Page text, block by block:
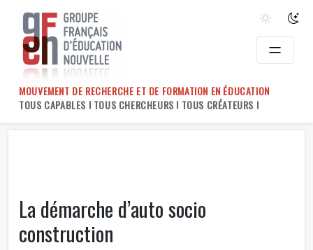
content
MOUVEMENT DE RECHERCHE ET DE FORMATION EN ÉDUCATION
TOUS CAPABLES ! TOUS CHERCHEURS ! TOUS CRÉATEURS !
La démarche d’auto socio
construction